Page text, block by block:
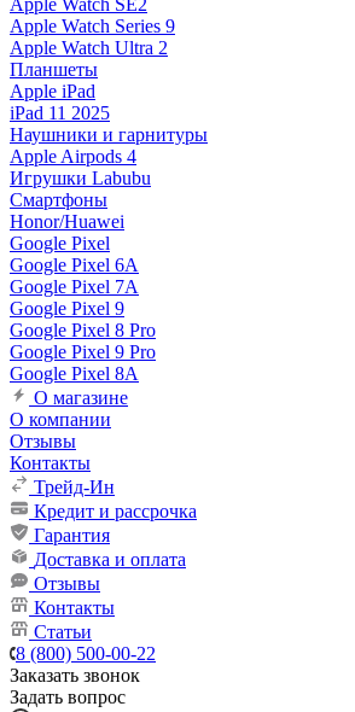
Apple Watch SE2
Apple Watch Series 9
Apple Watch Ultra 2
Планшеты
Apple iPad
iPad 11 2025
Наушники и гарнитуры
Apple Airpods 4
Игрушки Labubu
Смартфоны
Honor/Huawei
Google Pixel
Google Pixel 6A
Google Pixel 7А
Google Pixel 9
Google Pixel 8 Pro
Google Pixel 9 Pro
Google Pixel 8A
О магазине
О компании
Отзывы
Контакты
Трейд-Ин
Кредит и рассрочка
Гарантия
Доставка и оплата
Отзывы
Контакты
Статьи
8 (800) 500-00-22
Заказать звонок
Задать вопрос